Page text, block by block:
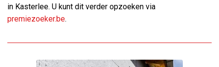
in Kasterlee. U kunt dit verder opzoeken via
premiezoeker.be.